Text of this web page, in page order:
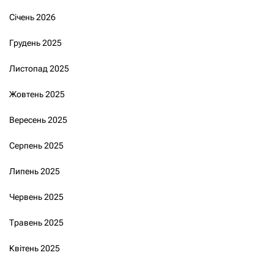
Січень 2026
Грудень 2025
Листопад 2025
Жовтень 2025
Вересень 2025
Серпень 2025
Липень 2025
Червень 2025
Травень 2025
Квітень 2025